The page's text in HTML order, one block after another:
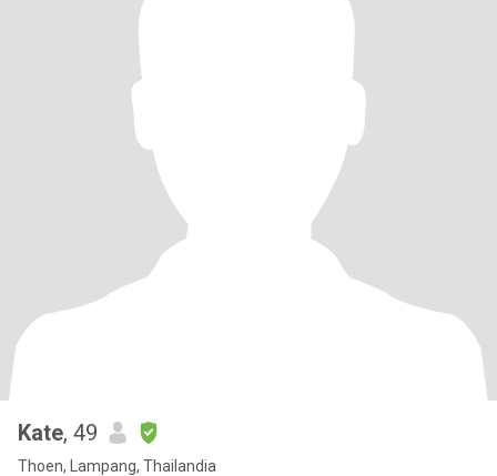
Kate, 49
Thoen, Lampang, Thailandia